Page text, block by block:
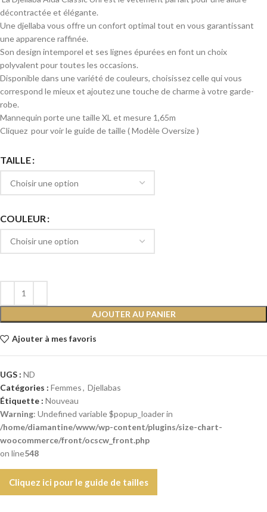
décontractée et élégante.
Une djellaba vous offre un confort optimal tout en vous garantissant
une apparence raffinée.
Son design intemporel et ses lignes épurées en font un choix
polyvalent pour toutes les occasions.
Disponible dans une variété de couleurs, choisissez celle qui vous
correspond le mieux et ajoutez une touche de charme à votre garde-
robe.
Mannequin porte une taille XL et mesure 1,65m
Cliquez pour voir le guide de taille ( Modèle Oversize )
TAILLE
COULEUR
AJOUTER AU PANIER
Ajouter à mes favoris
UGS : ND
Catégories : Femmes, Djellabas
Étiquette : Nouveau
Warning: Undefined variable $popup_loader in
/home/diamantine/www/wp-content/plugins/size-chart-
woocommerce/front/ocscw_front.php
on line548
Cliquez ici pour le guide de tailles